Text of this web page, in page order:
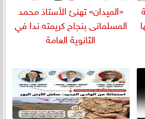
«الميدان» تهنئ الأستاذ محمد
المسلمانى بنجاح كريمته ندا في
الثانوية العامة